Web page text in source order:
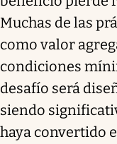
Muchas de las
como valor
condiciones
desafío será
siendo
haya convertido